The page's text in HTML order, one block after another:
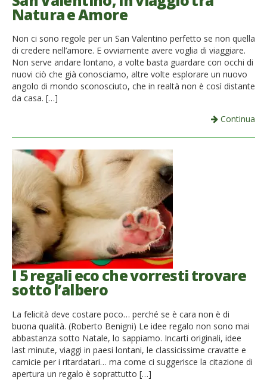
French
Italiano
Natura e Amore
Non ci sono regole per un San Valentino perfetto se non quella
di credere nell’amore. E ovviamente avere voglia di viaggiare.
Non serve andare lontano, a volte basta guardare con occhi di
nuovi ciò che già conosciamo, altre volte esplorare un nuovo
angolo di mondo sconosciuto, che in realtà non è così distante
da casa. […]
Continua
I 5 regali eco che vorresti trovare
sotto l’albero
La felicità deve costare poco… perché se è cara non è di
buona qualità. (Roberto Benigni) Le idee regalo non sono mai
abbastanza sotto Natale, lo sappiamo. Incarti originali, idee
last minute, viaggi in paesi lontani, le classicissime cravatte e
camicie per i ritardatari… ma come ci suggerisce la citazione di
apertura un regalo è soprattutto […]